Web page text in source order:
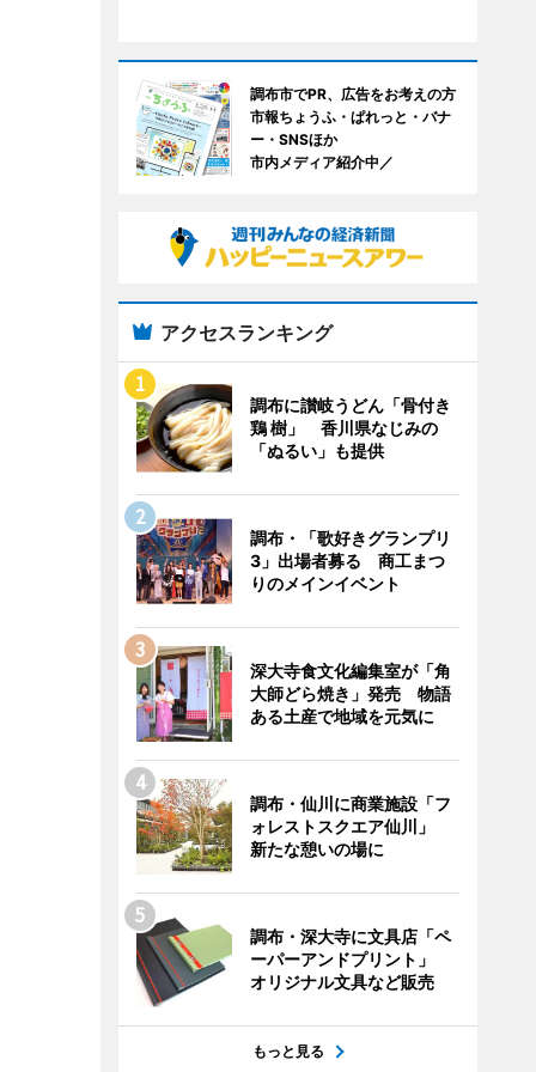
調布市でPR、広告をお考えの方
市報ちょうふ・ぱれっと・バナ
ー・SNSほか
市内メディア紹介中／
アクセスランキング
調布に讃岐うどん「骨付き
鶏 樹」 香川県なじみの
「ぬるい」も提供
調布・「歌好きグランプリ
3」出場者募る 商工まつ
りのメインイベント
深大寺食文化編集室が「角
大師どら焼き」発売 物語
ある土産で地域を元気に
調布・仙川に商業施設「フ
ォレストスクエア仙川」
新たな憩いの場に
調布・深大寺に文具店「ペ
ーパーアンドプリント」
オリジナル文具など販売
もっと見る